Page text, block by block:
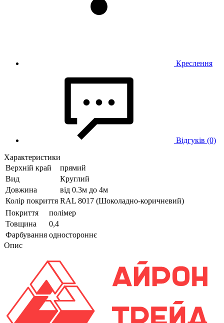
Креслення
Відгуків (0)
Характеристики
Верхній край
прямий
Вид
Круглий
Довжина
від 0.3м до 4м
Колір покриття RAL 8017 (Шоколадно-коричневий)
Покриття
полімер
Товщина
0,4
Фарбування одностороннє
Опис